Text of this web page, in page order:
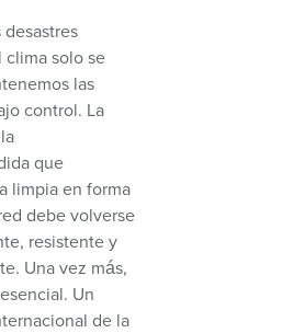
clima solo se
las
control. La
que
limpia en forma
debe volverse
resistente y
Una vez más,
Un
de la